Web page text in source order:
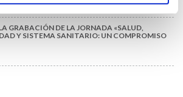
GRABACIÓN DE LA JORNADA «SALUD,
Y SISTEMA SANITARIO: UN COMPROMISO